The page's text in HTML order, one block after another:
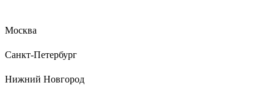
9 отзывов
Москва
Санкт-Петербург
Нижний Новгород